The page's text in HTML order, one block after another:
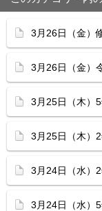
3月26日（金）
3月26日（金）
3月25日（木）
3月25日（木）
3月24日（水）
3月24日（水）